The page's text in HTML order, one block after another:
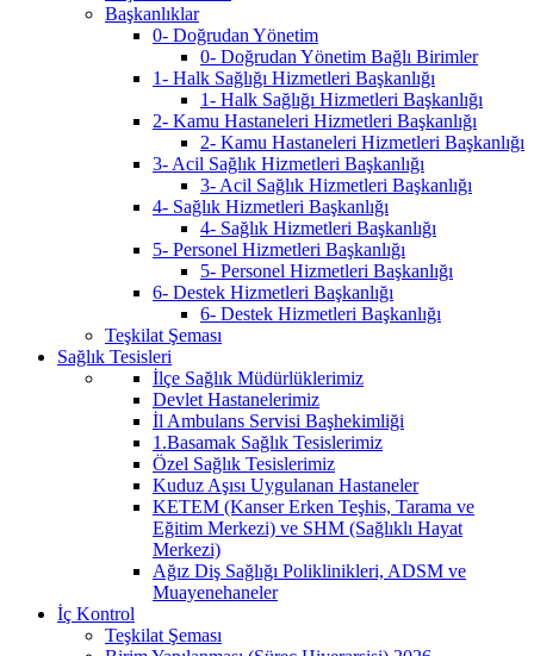
Başkanlıklar
0- Doğrudan Yönetim
0- Doğrudan Yönetim Bağlı Birimler
1- Halk Sağlığı Hizmetleri Başkanlığı
1- Halk Sağlığı Hizmetleri Başkanlığı
2- Kamu Hastaneleri Hizmetleri Başkanlığı
2- Kamu Hastaneleri Hizmetleri Başkanlığı
3- Acil Sağlık Hizmetleri Başkanlığı
3- Acil Sağlık Hizmetleri Başkanlığı
4- Sağlık Hizmetleri Başkanlığı
4- Sağlık Hizmetleri Başkanlığı
5- Personel Hizmetleri Başkanlığı
5- Personel Hizmetleri Başkanlığı
6- Destek Hizmetleri Başkanlığı
6- Destek Hizmetleri Başkanlığı
Teşkilat Şeması
Sağlık Tesisleri
İlçe Sağlık Müdürlüklerimiz
Devlet Hastanelerimiz
İl Ambulans Servisi Başhekimliği
1.Basamak Sağlık Tesislerimiz
Özel Sağlık Tesislerimiz
Kuduz Aşısı Uygulanan Hastaneler
KETEM (Kanser Erken Teşhis, Tarama ve
Eğitim Merkezi) ve SHM (Sağlıklı Hayat
Merkezi)
Ağız Diş Sağlığı Poliklinikleri, ADSM ve
Muayenehaneler
İç Kontrol
Teşkilat Şeması